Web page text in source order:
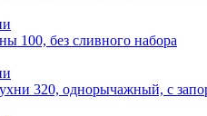
100, без сливного набора
320, однорычажный, с